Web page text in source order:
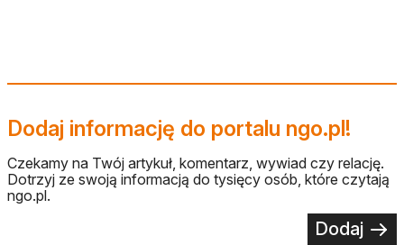
Dodaj informację do portalu ngo.pl!
Czekamy na Twój artykuł, komentarz, wywiad czy relację.
Dotrzyj ze swoją informacją do tysięcy osób, które czytają
ngo.pl.
Dodaj